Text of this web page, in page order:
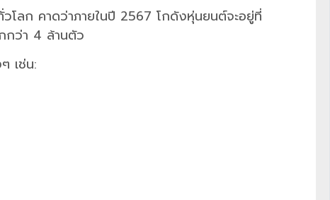
ลก คาดว่าภายในปี 2567 โกดังหุ่นยนต์จะอยู่ที่
ว่า 4 ล้านตัว
เช่น: